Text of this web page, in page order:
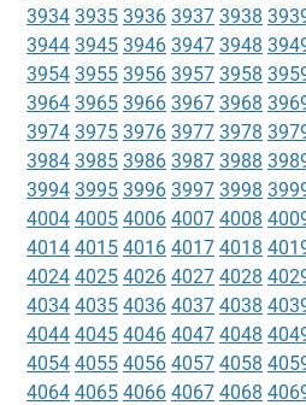
3934 3935 3936 3937 3938
3944 3945 3946 3947 3948
3954 3955 3956 3957 3958
3964 3965 3966 3967 3968
3974 3975 3976 3977 3978
3984 3985 3986 3987 3988
3994 3995 3996 3997 3998
4004 4005 4006 4007 4008
4014 4015 4016 4017 4018
4024 4025 4026 4027 4028
4034 4035 4036 4037 4038
4044 4045 4046 4047 4048
4054 4055 4056 4057 4058
4064 4065 4066 4067 4068